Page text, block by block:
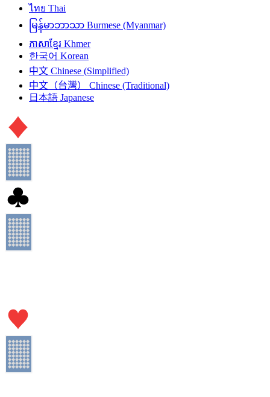
ไทย Thai
မြန်မာဘာသာ Burmese (Myanmar)
ភាសាខ្មែរ Khmer
한국어 Korean
中文 Chinese (Simplified)
中文（台灣）
Chinese (Traditional)
日本語 Japanese